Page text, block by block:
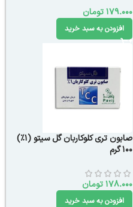
179.000تومان
افزودن به سبد خرید
صابون تری کلوکاربان گل سیتو (1%)
100 گرم
178.000تومان
افزودن به سبد خرید